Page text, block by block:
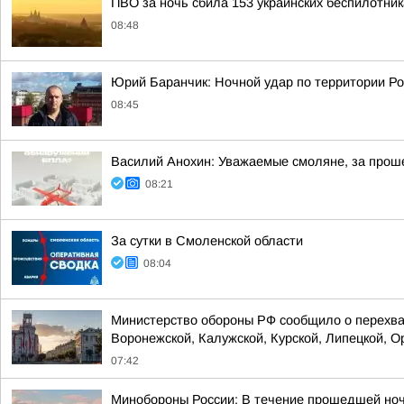
08:48
Юрий Баранчик: Ночной удар по территории
08:45
Василий Анохин: Уважаемые смоляне, за
08:21
За сутки в Смоленской области
08:04
Министерство обороны РФ сообщило о
Воронежской, Калужской, Курской, Липецкой,
07:42
Минобороны России: В течение прошедшей